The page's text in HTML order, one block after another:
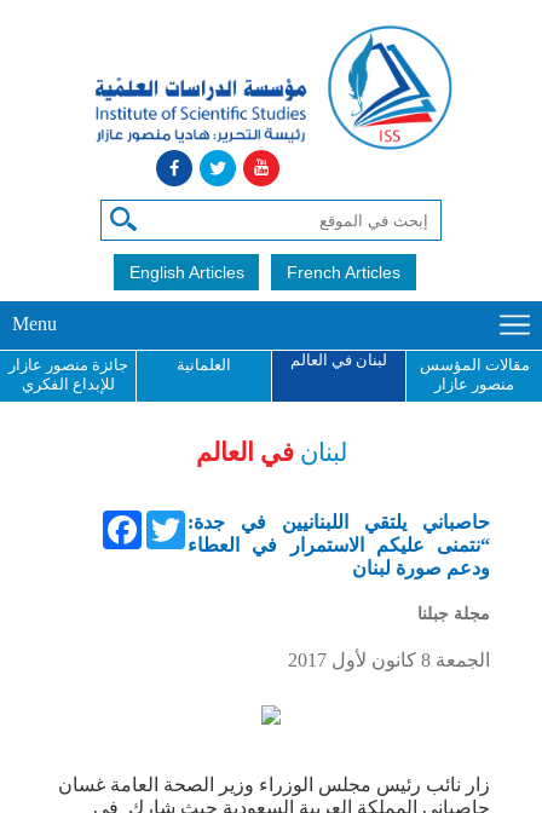
English Articles French Articles
Menu
مقالات المؤسس
منصور عازار
لبنان في العالم العلمانية
جائزة منصور عازار
للإبداع الفكري
لبنان في العالم
FacebookTwitter حاصباني يلتقي اللبنانيين في جدة:
“نتمنى عليكم الاستمرار في العطاء
ودعم صورة لبنان
مجلة جبلنا
الجمعة 8 كانون لأول 2017
زار نائب رئيس مجلس الوزراء وزير الصحة العامة غسان
حاصباني المملكة العربية السعودية حيث شارك في